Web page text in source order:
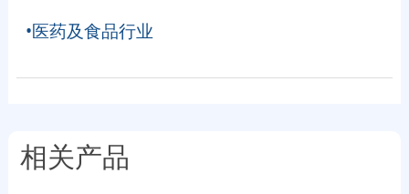
•医药及食品行业
相关产品